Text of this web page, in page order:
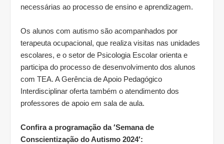
necessárias ao processo de ensino e aprendizagem.
Os alunos com autismo são acompanhados por
terapeuta ocupacional, que realiza visitas nas unidades
escolares, e o setor de Psicologia Escolar orienta e
participa do processo de desenvolvimento dos alunos
com TEA. A Gerência de Apoio Pedagógico
Interdisciplinar oferta também o atendimento dos
professores de apoio em sala de aula.
Confira a programação da ′Semana de
Conscientização do Autismo 2024′: